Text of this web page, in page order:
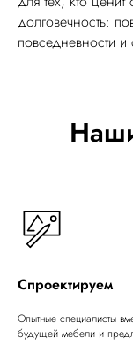
долговечность:
повседневности
Спроектируем
Опытные специалисты
будущей мебели и